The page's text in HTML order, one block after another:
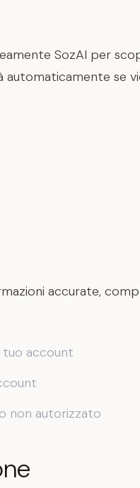
SozAI per
se
accurate,
tuo account
non autorizzato